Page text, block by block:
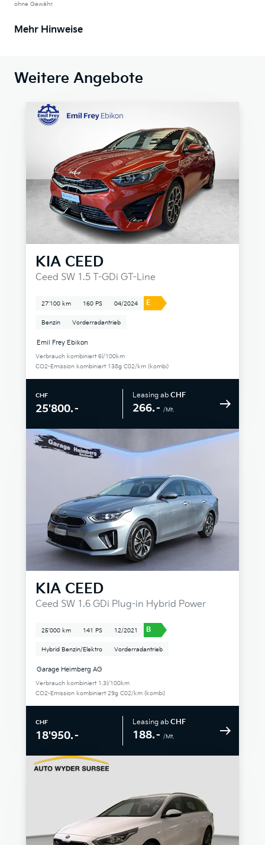
ohne Gewähr.
Mehr Hinweise
Weitere Angebote
KIA CEED
Ceed SW 1.5 T-GDi GT-Line
27'100 km 160 PS 04/2024 E
Benzin Vorderradantrieb
Emil Frey Ebikon
Verbrauch kombiniert 6l/100km
CO2-Emission kombiniert 138g C02/km (kombi)
CHF
25'800.–
Leasing ab CHF
266.– /Mt.
KIA CEED
Ceed SW 1.6 GDi Plug-in Hybrid Power
25'000 km 141 PS 12/2021 B
Hybrid Benzin/Elektro Vorderradantrieb
Garage Heimberg AG
Verbrauch kombiniert 1.3l/100km
CO2-Emission kombiniert 29g C02/km (kombi)
CHF
18'950.–
Leasing ab CHF
188.– /Mt.